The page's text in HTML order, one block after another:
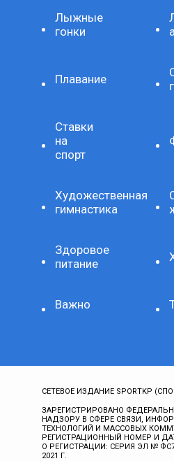
Лыжные
гонки
Плавание
Ставки
на
спорт
Художественная
гимнастика
Здоровое
питание
Важно
СЕТЕВОЕ ИЗДАНИЕ SPORTKP
ЗАРЕГИСТРИРОВАНО
НАДЗОРУ В СФЕРЕ СВЯЗИ,
ТЕХНОЛОГИЙ И МАССОВЫХ
РЕГИСТРАЦИОННЫЙ НОМЕР И
О РЕГИСТРАЦИИ: СЕРИЯ ЭЛ №
2021 Г.